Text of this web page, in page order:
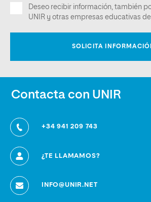
Contacta con UNIR
+34 941 209 743
¿TE LLAMAMOS?
INFO@UNIR.NET